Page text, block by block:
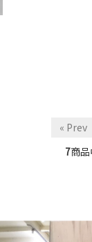
« Prev
7商品